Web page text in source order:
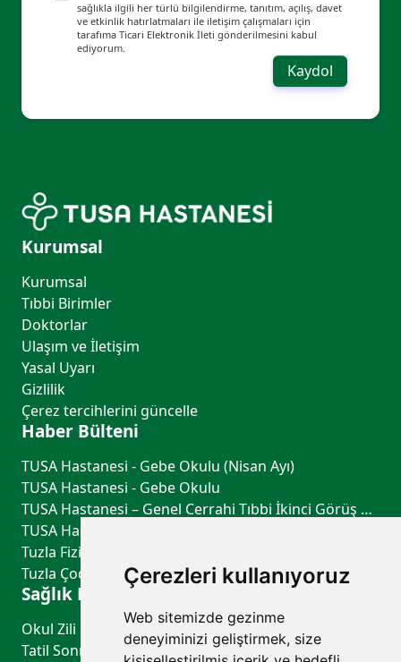
Çerezleri kullanıyoruz
Web sitemizde gezinme
deneyiminizi geliştirmek, size
sağlıkla ilgili her türlü bilgilendirme, tanıtım, açılış, davet
ve etkinlik hatırlatmaları ile iletişim çalışmaları için
tarafıma Ticari Elektronik İleti gönderilmesini kabul
ediyorum.
Kaydol
Kurumsal
Kurumsal
Tıbbi Birimler
Doktorlar
Ulaşım ve İletişim
Yasal Uyarı
Gizlilik
Çerez tercihlerini güncelle
Haber Bülteni
TUSA Hastanesi - Gebe Okulu (Nisan Ayı)
TUSA Hastanesi - Gebe Okulu
TUSA Hastanesi – Genel Cerrahi Tıbbi İkinci Görüş Hizmeti
Tuzla Fiziksel Tıp ve Rehabilitasyon - TUSA Hastanesi
Tuzla Çocuk Sağlığı ve Hastalıkları - TUSA Hastanesi
Sağlık Rehberi